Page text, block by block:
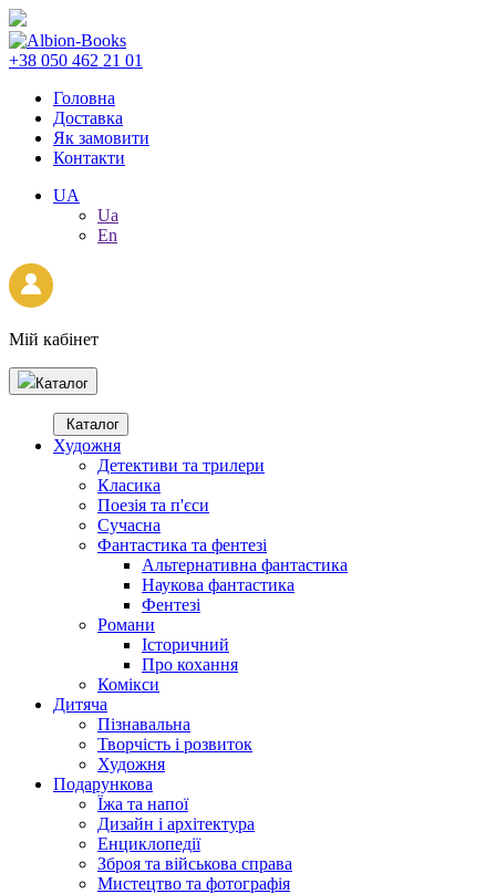
+38 050 462 21 01
Головна
Доставка
Як замовити
Контакти
UA
Ua
En
Мій кабінет
Каталог
Каталог
Художня
Детективи та трилери
Класика
Поезія та п'єси
Сучасна
Фантастика та фентезі
Альтернативна фантастика
Наукова фантастика
Фентезі
Романи
Історичний
Про кохання
Комікси
Дитяча
Пізнавальна
Творчість і розвиток
Художня
Подарункова
Їжа та напої
Дизайн і архітектура
Енциклопедії
Зброя та військова справа
Мистецтво та фотографія